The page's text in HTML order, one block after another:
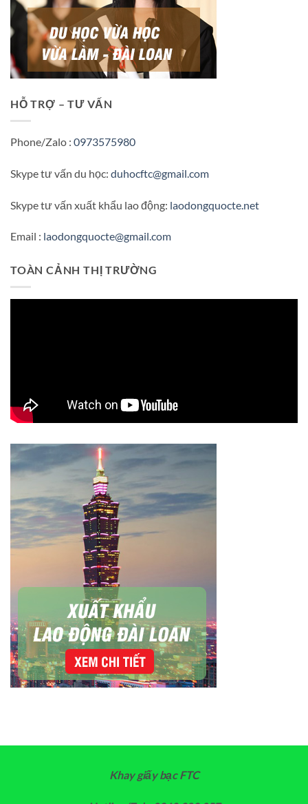
HỖ TRỢ – TƯ VẤN
Phone/Zalo : 0973575980
Skype tư vấn du học: duhocftc@gmail.com
Skype tư vấn xuất khẩu lao động: laodongquocte.net
Email : laodongquocte@gmail.com
TOÀN CẢNH THỊ TRƯỜNG
Khay giấy bạc FTC